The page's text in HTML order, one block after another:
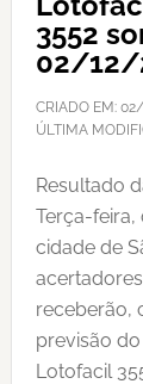
3552
02/12/
CRIADO EM:
ÚLTIMA
Resultado
Terça-feira,
cidade de
receberão,
previsão
Lotofacil